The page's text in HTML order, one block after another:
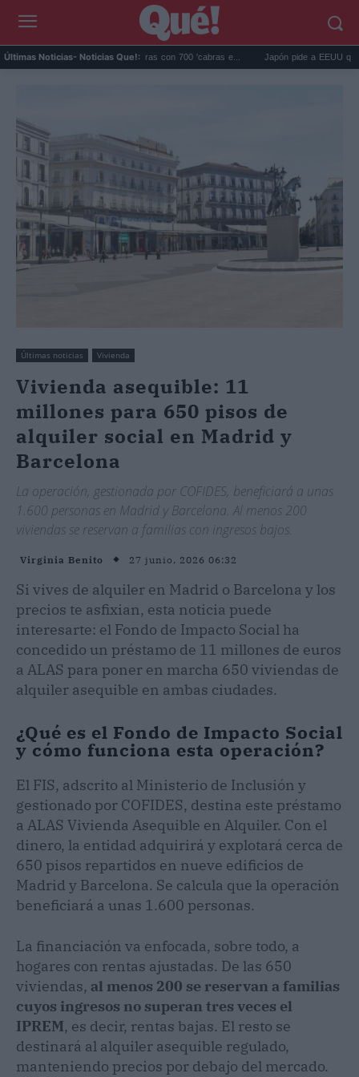
Últimas Noticias- Noticias Que!:
eliminó 140.000 cabras con 700 'cabras e... Japón pide a EEUU que deje
Últimas noticias Vivienda
Vivienda asequible: 11
millones para 650 pisos de
alquiler social en Madrid y
Barcelona
La operación, gestionada por COFIDES, beneficiará a unas
1.600 personas en Madrid y Barcelona. Al menos 200
viviendas se reservan a familias con ingresos bajos.
Virginia Benito 27 junio, 2026 06:32
Si vives de alquiler en Madrid o Barcelona y los
precios te asfixian, esta noticia puede
interesarte: el Fondo de Impacto Social ha
concedido un préstamo de 11 millones de euros
a ALAS para poner en marcha 650 viviendas de
alquiler asequible en ambas ciudades.
¿Qué es el Fondo de Impacto Social
y cómo funciona esta operación?
El FIS, adscrito al Ministerio de Inclusión y
gestionado por COFIDES, destina este préstamo
a ALAS Vivienda Asequible en Alquiler. Con el
dinero, la entidad adquirirá y explotará cerca de
650 pisos repartidos en nueve edificios de
Madrid y Barcelona. Se calcula que la operación
beneficiará a unas 1.600 personas.
La financiación va enfocada, sobre todo, a
hogares con rentas ajustadas. De las 650
viviendas, al menos 200 se reservan a familias
cuyos ingresos no superan tres veces el
IPREM, es decir, rentas bajas. El resto se
destinará al alquiler asequible regulado,
manteniendo precios por debajo del mercado.